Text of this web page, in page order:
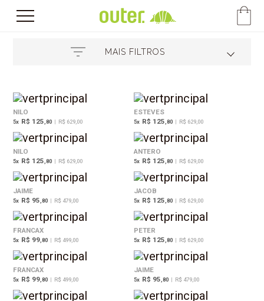
MAIS FILTROS
NILO
5x R$ 125 ,80 | R$ 629,00
ESTEVES
5x R$ 125 ,80 | R$ 629,00
NILO
5x R$ 125 ,80 | R$ 629,00
ANTERO
5x R$ 125 ,80 | R$ 629,00
JAIME
5x R$ 95 ,80 | R$ 479,00
JACOB
5x R$ 125 ,80 | R$ 629,00
FRANCAX
5x R$ 99 ,80 | R$ 499,00
PETER
5x R$ 125 ,80 | R$ 629,00
FRANCAX
5x R$ 99 ,80 | R$ 499,00
JAIME
5x R$ 95 ,80 | R$ 479,00